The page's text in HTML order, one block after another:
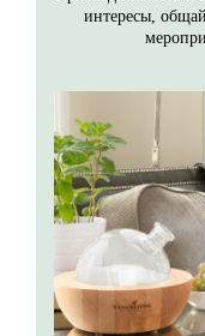
интересы,